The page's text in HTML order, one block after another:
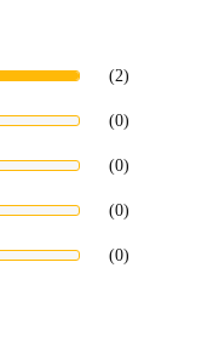
(2)
(0)
(0)
(0)
(0)